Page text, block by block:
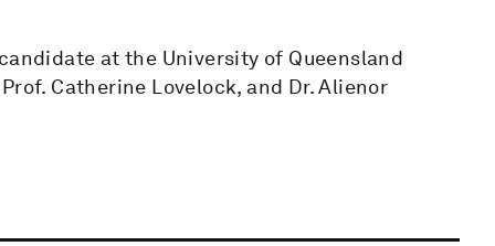
at the University of Queensland
Catherine Lovelock, and Dr. Alienor